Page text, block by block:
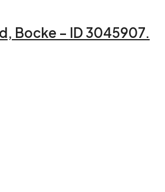
Bocke – ID 3045907.